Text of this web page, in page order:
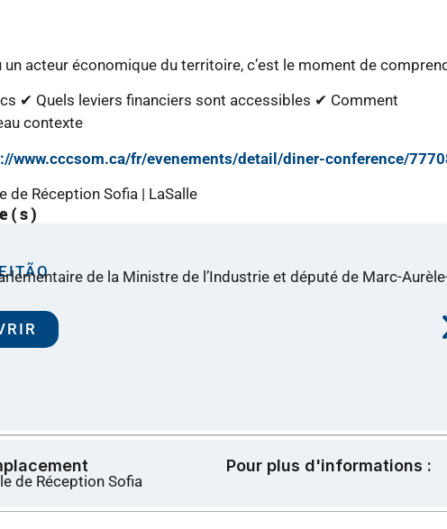
acteur économique du territoire, c’est le moment de
✔ Quels leviers financiers sont accessibles ✔ Comment
contexte
www.cccsom.ca/fr/evenements/detail/diner-conference/
de Réception Sofia | LaSalle
de la Ministre de l’Industrie et député de Marc-
de Réception Sofia
Pour plus d'informations :